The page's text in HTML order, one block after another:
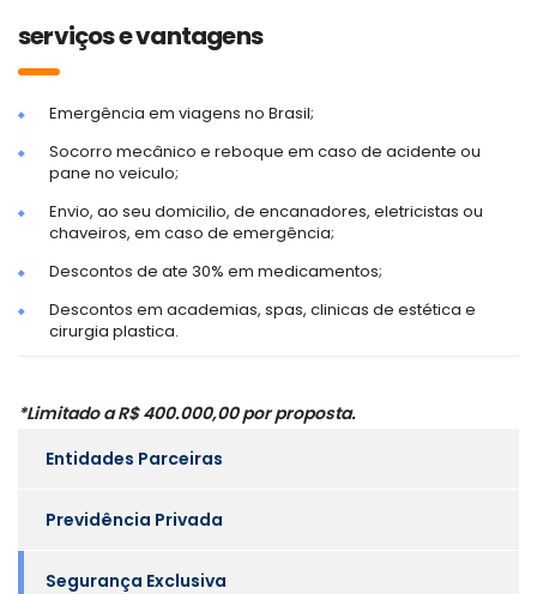
serviços e vantagens
Emergência em viagens no Brasil;
Socorro mecânico e reboque em caso de acidente ou
pane no veiculo;
Envio, ao seu domicilio, de encanadores, eletricistas ou
chaveiros, em caso de emergência;
Descontos de ate 30% em medicamentos;
Descontos em academias, spas, clinicas de estética e
cirurgia plastica.
*Limitado a R$ 400.000,00 por proposta.
Entidades Parceiras
Previdência Privada
Segurança Exclusiva